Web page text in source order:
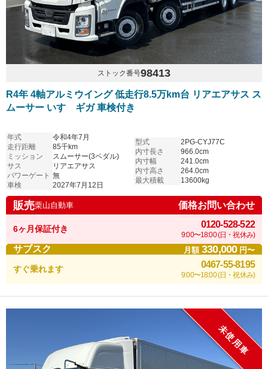
ストック番号98413
R4年 4軸アルミウイング 低走行8.5万km台 リアエアサス ス
ムーサー いすゞギガ 車検付き
年式
令和4年7月
走行距離
85千km
ミッション
スムーサー(3ペダル)
サス
リアエアサス
パワーゲート 無
車検
2027年7月12日
型式
2PG-CYJ77C
内寸長さ
966.0cm
内寸幅
241.0cm
内寸高さ
264.0cm
最大積載
13600kg
販売栗山自動車 価格お問い合わせ
6ヶ月保証付き 0120-528-522
9:00〜18:00 (日・祝休み)
サブスク 月額330,000円〜
すぐ乗れます 0467-55-8195
9:00〜18:00 (日・祝休み)
未使用車